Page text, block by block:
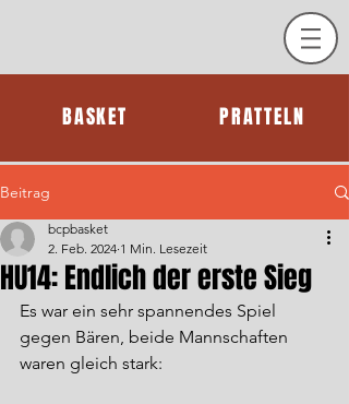
PRATTELN
BASKET
Beitrag
HU14: Endlich der erste Sieg
bcpbasket
2. Feb. 2024 1 Min. Lesezeit
Es war ein sehr spannendes Spiel
gegen Bären, beide Mannschaften
waren gleich stark: